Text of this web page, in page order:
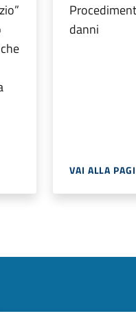
danni
VAI ALLA